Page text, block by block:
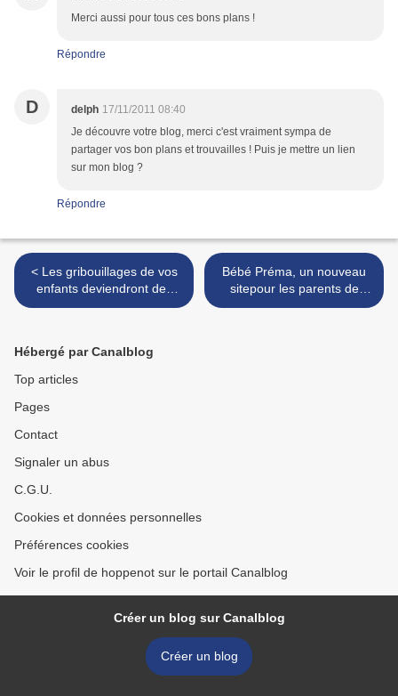
Merci aussi pour tous ces bons plans !
Répondre
D delph 17/11/2011 08:40
Je découvre votre blog, merci c'est vraiment sympa de
partager vos bon plans et trouvailles ! Puis je mettre un lien
sur mon blog ?
Répondre
< Les gribouillages de vos
enfants deviendront des
œuvres d’art !
Bébé Préma, un nouveau
sitepour les parents de
bébés qui ont pointé leur
Hébergé par Canalblog
Top articles
Pages
Contact
Signaler un abus
C.G.U.
Cookies et données personnelles
Préférences cookies
Voir le profil de hoppenot sur le portail Canalblog
Créer un blog sur Canalblog
Créer un blog